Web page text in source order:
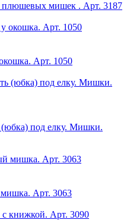
мишек . Арт. 3187
Арт. 1050
под елку. Мишки.
Арт. 3063